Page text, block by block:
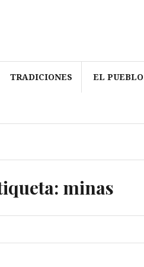
TRADICIONES EL PUEBLO
minas